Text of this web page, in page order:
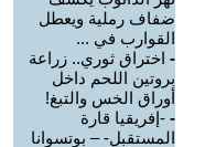
ضفاف رملية ويعطل
القوارب في ...
- اختراق ثوري.. زراعة
بروتين اللحم داخل
أوراق الخس والتبغ!
- -إفريقيا قارة
المستقبل- – بوتسوانا